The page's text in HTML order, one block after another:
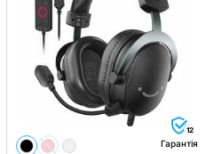
12
Гарантія